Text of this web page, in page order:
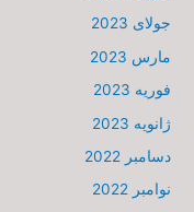
جولای 2023
مارس 2023
فوریه 2023
ژانویه 2023
دسامبر 2022
نوامبر 2022